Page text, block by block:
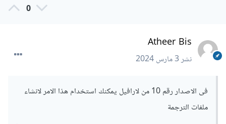
0
Atheer Bis
نشر3 مارس 2024
فى الاصدار رقم 10 من لارافيل يمكنك استخدام هذا الامر لانشاء
ملفات الترجمة